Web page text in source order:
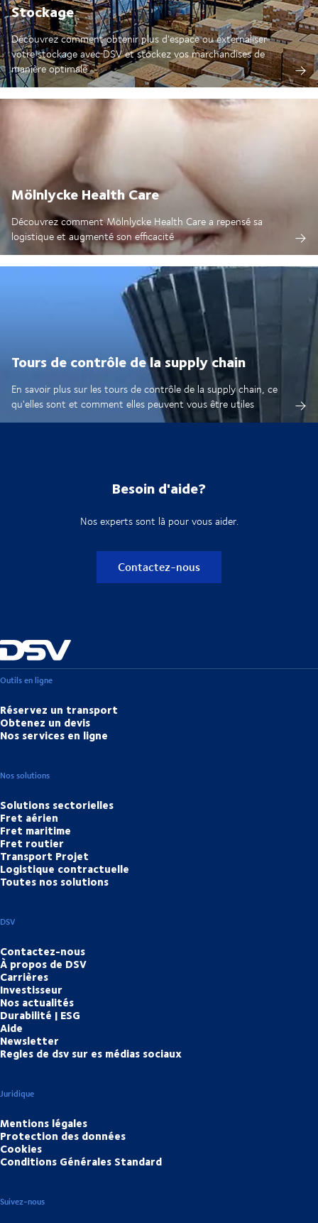
Stockage
Découvrez comment obtenir plus d'espace ou externaliser
votre stockage avec DSV et stockez vos marchandises de
manière optimale
Mölnlycke Health Care
Découvrez comment Mölnlycke Health Care a repensé sa
logistique et augmenté son efficacité
Tours de contrôle de la supply chain
En savoir plus sur les tours de contrôle de la supply chain, ce
qu'elles sont et comment elles peuvent vous être utiles
Besoin d'aide?
Nos experts sont là pour vous aider.
Contactez-nous
Outils en ligne
Réservez un transport
Obtenez un devis
Nos services en ligne
Nos solutions
Solutions sectorielles
Fret aérien
Fret maritime
Fret routier
Transport Projet
Logistique contractuelle
Toutes nos solutions
DSV
Contactez-nous
À propos de DSV
Carrières
Investisseur
Nos actualités
Durabilité | ESG
Aide
Newsletter
Regles de dsv sur es médias sociaux
Juridique
Mentions légales
Protection des données
Cookies
Conditions Générales Standard
Suivez-nous